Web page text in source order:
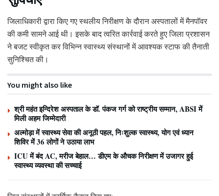
जिलाधिकारी द्वारा किए गए स्थलीय निरीक्षण के दौरान अस्पतालों में मैनपॉवर
की कमी सामने आई थी। इसके बाद त्वरित कार्रवाई करते हुए जिला प्रशासन
ने बजट स्वीकृत कर विभिन्न स्वास्थ्य संस्थानों में आवश्यक स्टाफ की तैनाती
सुनिश्चित की।
You might also like
श्री महंत इन्दिरेश अस्पताल के डॉ. पंकज गर्ग को राष्ट्रीय सम्मान, ABSI में
मिली अहम जिम्मेदारी
अल्मोड़ा में स्वास्थ्य सेवा की अनूठी पहल, निःशुल्क स्वास्थ्य, योग एवं ध्यान
शिविर में 36 लोगों ने उठाया लाभ
ICU में बंद AC, मरीज बेहाल… डीएम के औचक निरीक्षण में उजागर हुई
स्वास्थ्य व्यवस्था की सच्चाई